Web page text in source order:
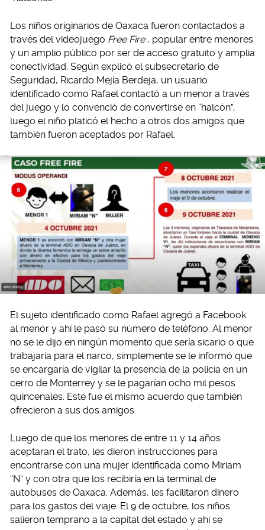
Los niños originarios de Oaxaca fueron contactados a
través del videojuego Free Fire , popular entre menores
y un amplio público por ser de acceso gratuito y amplia
conectividad. Según explicó el subsecretario de
Seguridad, Ricardo Mejía Berdeja, un usuario
identificado como Rafael contactó a un menor a través
del juego y lo convenció de convertirse en “halcón”,
luego el niño platicó el hecho a otros dos amigos que
también fueron aceptados por Rafael.
El sujeto identificado como Rafael agregó a Facebook
al menor y ahí le pasó su número de teléfono. Al menor
no se le dijo en ningún momento que sería sicario o que
trabajaría para el narco, simplemente se le informó que
se encargaría de vigilar la presencia de la policía en un
cerro de Monterrey y se le pagarían ocho mil pesos
quincenales. Este fue el mismo acuerdo que también
ofrecieron a sus dos amigos.
Luego de que los menores de entre 11 y 14 años
aceptaran el trato, les dieron instrucciones para
encontrarse con una mujer identificada como Miriam
“N” y con otra que los recibiría en la terminal de
autobuses de Oaxaca. Además, les facilitaron dinero
para los gastos del viaje. El 9 de octubre, los niños
salieron temprano a la capital del estado y ahí se